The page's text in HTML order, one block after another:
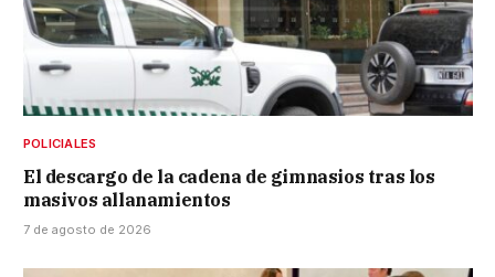
POLICIALES
El descargo de la cadena de gimnasios tras los
masivos allanamientos
7 de agosto de 2026